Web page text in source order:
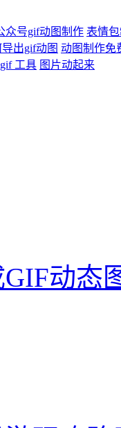
众号gif动图制作 表情
导出gif动图 动图制作免
gif 工具 图片动起来
动态